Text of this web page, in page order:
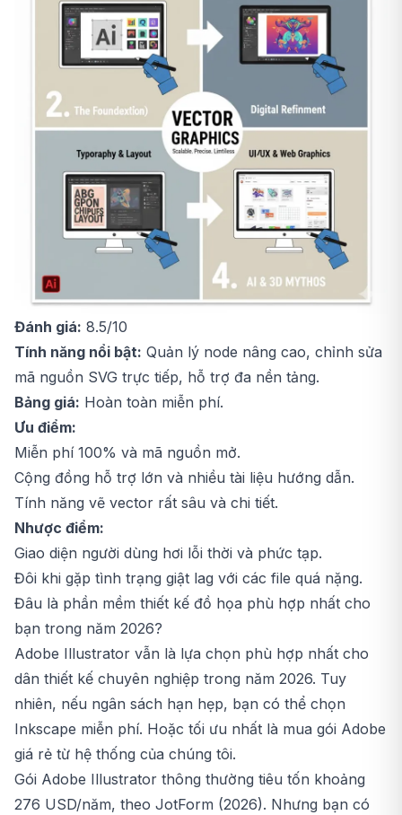
Đánh giá: 8.5/10
Tính năng nổi bật: Quản lý node nâng cao, chỉnh sửa
mã nguồn SVG trực tiếp, hỗ trợ đa nền tảng.
Bảng giá: Hoàn toàn miễn phí.
Ưu điểm:
Miễn phí 100% và mã nguồn mở.
Cộng đồng hỗ trợ lớn và nhiều tài liệu hướng dẫn.
Tính năng vẽ vector rất sâu và chi tiết.
Nhược điểm:
Giao diện người dùng hơi lỗi thời và phức tạp.
Đôi khi gặp tình trạng giật lag với các file quá nặng.
Đâu là phần mềm thiết kế đồ họa phù hợp nhất cho
bạn trong năm 2026?
Adobe Illustrator vẫn là lựa chọn phù hợp nhất cho
dân thiết kế chuyên nghiệp trong năm 2026. Tuy
nhiên, nếu ngân sách hạn hẹp, bạn có thể chọn
Inkscape miễn phí. Hoặc tối ưu nhất là mua gói Adobe
giá rẻ từ hệ thống của chúng tôi.
Gói Adobe Illustrator thông thường tiêu tốn khoảng
276 USD/năm, theo JotForm (2026). Nhưng bạn có